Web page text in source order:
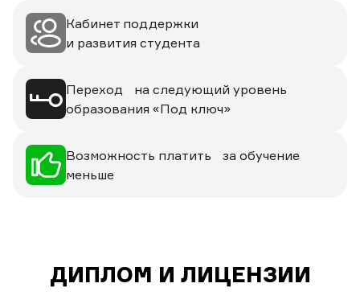
Кабинет поддержки
и развития студента
Переход на следующий уровень
образования «Под ключ»
Возможность платить за обучение
меньше
ДИПЛОМ И ЛИЦЕНЗИИ